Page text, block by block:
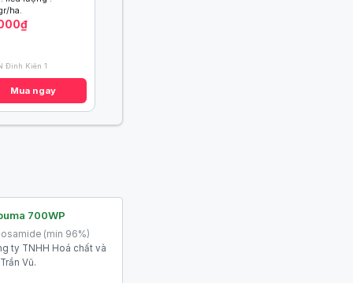
ha.
Đình Kiên 1
Mua ngay
700WP
(min 96%)
ty TNHH Hoá chất và
Vũ.